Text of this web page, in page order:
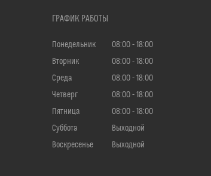
ГРАФИК РАБОТЫ
Понедельник 08:00
18:00
Вторник
08:00
18:00
Среда
08:00
18:00
Четверг
08:00
18:00
Пятница
08:00
18:00
Суббота
Выходной
Воскресенье
Выходной